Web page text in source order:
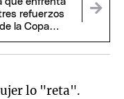
refuerzos
la Copa
lo "reta".